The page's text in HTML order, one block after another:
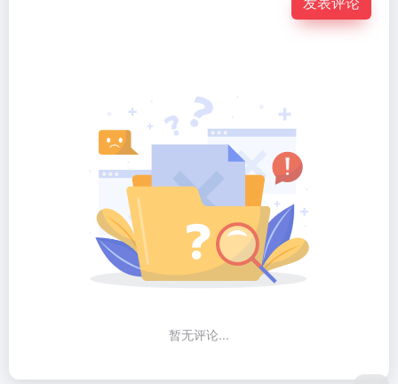
暂无评论...